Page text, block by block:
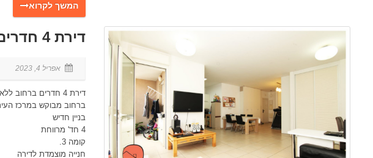
‎המשך לקרוא
דירת 4 חדרים שיקית ומרווחת באזור מרכזי במרכז הוד השרון
אפריל 4, 2023
דירת 4 חדרים ברחוב ללא מוצא
ברחוב מבוקש במרכז
בניין חדיש
4 חד' מרווחת
קומה 3.
חנייה מוצמדת לדירה